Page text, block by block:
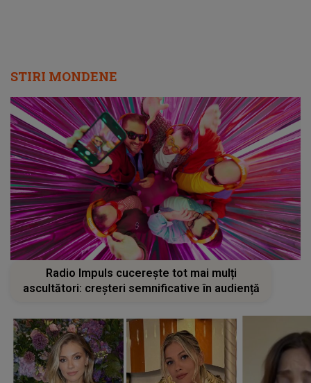
STIRI MONDENE
Radio Impuls cucerește tot mai mulți
ascultători: creșteri semnificative în audiență